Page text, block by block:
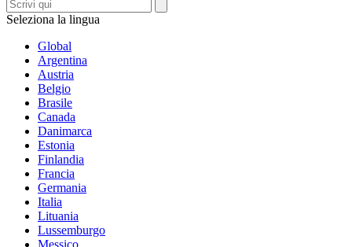
Seleziona la lingua
Global
Argentina
Austria
Belgio
Brasile
Canada
Danimarca
Estonia
Finlandia
Francia
Germania
Italia
Lituania
Lussemburgo
Messico